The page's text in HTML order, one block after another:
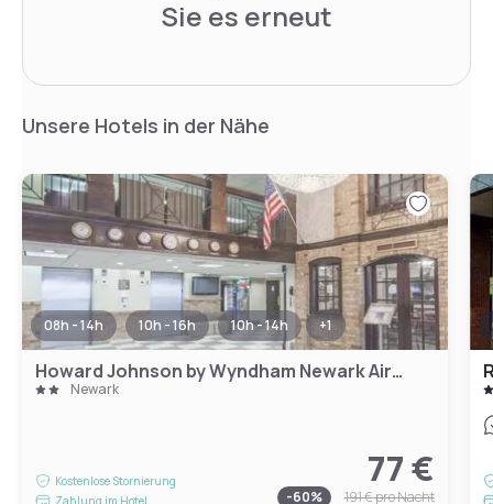
Sie es erneut
Unsere Hotels in der Nähe
08h - 14h 10h - 16h 10h - 14h +1
Howard Johnson by Wyndham Newark Airport
Newark
Kostenlose Stornierung
Zahlung im Hotel
77 €
-60% 191 €pro Nacht